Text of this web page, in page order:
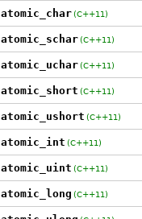
atomic_char (C++11)
atomic_schar (C++11)
atomic_uchar (C++11)
atomic_short (C++11)
atomic_ushort (C++11)
atomic_int (C++11)
atomic_uint (C++11)
atomic_long (C++11)